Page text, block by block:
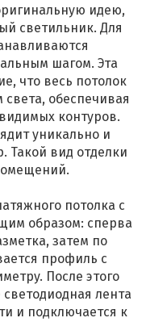
идею,
светильник. Для
шагом. Эта
что весь потолок
обеспечивая
контуров.
уникально и
Такой вид отделки
потолка с
образом: сперва
затем по
профиль с
После этого
лента
и подключается к